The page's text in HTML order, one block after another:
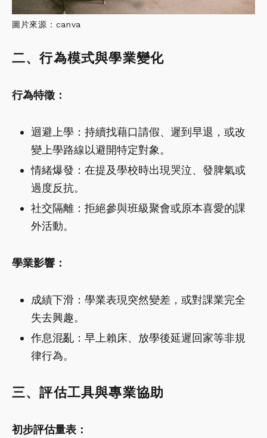
圖片來源：canva
二、行為模式與學業變化
行為特徵：
迴避上學：持續找藉口請假、遲到早退，或改
變上學路線以避開特定對象。
情緒爆發：在提及學校時出現哭泣、發脾氣或
過度反抗。
社交隔離：拒絕參與班級聚會或原本喜愛的課
外活動。
學業影響：
成績下滑：學業表現突然變差，或對課業完全
失去興趣。
作息混亂：早上賴床、放學後延遲回家等非規
律行為。
三、評估工具與專業協助
初步評估量表：